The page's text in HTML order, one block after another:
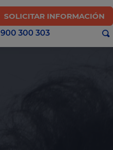
SOLICITAR INFORMACIÓN
900 300 303